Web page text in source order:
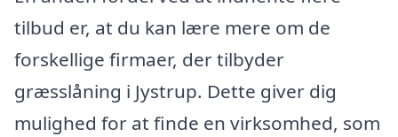
tilbud er, at du kan lære mere om de
forskellige firmaer, der tilbyder
græsslåning i Jystrup. Dette giver dig
mulighed for at finde en virksomhed, som